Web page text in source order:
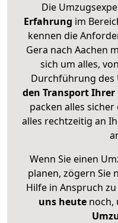
Die
Erfahrung im
kennen die
Gera nach Aachen
sich um alles,
Durchführung des
den Transport
packen alles
alles rechtzeitig an
Wenn Sie einen
planen, zögern Sie
Hilfe in Anspruch
uns heutenoch,